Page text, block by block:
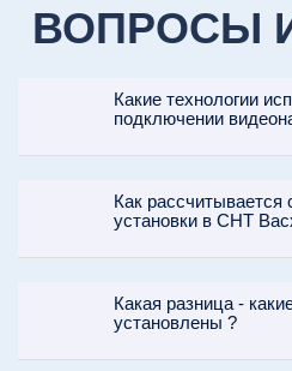
ВОПРОСЫ
Какие технологии
подключении
Как рассчитывается
установки в СНТ
Какая разница -
установлены ?